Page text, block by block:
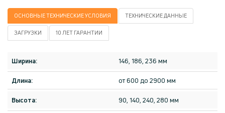
ОСНОВНЫЕ ТЕХНИЧЕСКИЕ УСЛОВИЯ TЕХНИЧЕСКИE ДАННЫЕ
ЗАГРУЗКИ 10 ЛЕТ ГАРАНТИИ
Ширина: 146, 186, 236 мм
Длина: от 600 до 2900 мм
Высота: 90, 140, 240, 280 мм